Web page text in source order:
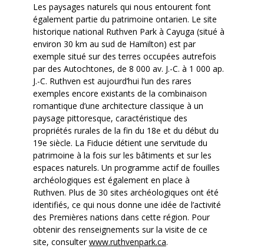
Les paysages naturels qui nous entourent font
également partie du patrimoine ontarien. Le site
historique national Ruthven Park à Cayuga (situé à
environ 30 km au sud de Hamilton) est par
exemple situé sur des terres occupées autrefois
par des Autochtones, de 8 000 av. J.-C. à 1 000 ap.
J.-C. Ruthven est aujourd’hui l’un des rares
exemples encore existants de la combinaison
romantique d’une architecture classique à un
paysage pittoresque, caractéristique des
propriétés rurales de la fin du 18e et du début du
19e siècle. La Fiducie détient une servitude du
patrimoine à la fois sur les bâtiments et sur les
espaces naturels. Un programme actif de fouilles
archéologiques est également en place à
Ruthven. Plus de 30 sites archéologiques ont été
identifiés, ce qui nous donne une idée de l’activité
des Premières nations dans cette région. Pour
obtenir des renseignements sur la visite de ce
site, consulterwww.ruthvenpark.ca.